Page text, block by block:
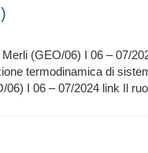
(GEO/06) I 06 – 07/
termodinamica di
I 06 – 07/2024 link Il